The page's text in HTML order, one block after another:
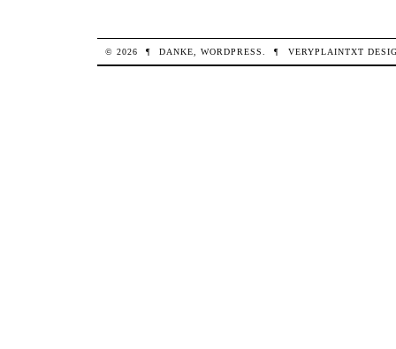
© 2026 ¶ DANKE,WORDPRESS ¶ VERYPLAINTXT